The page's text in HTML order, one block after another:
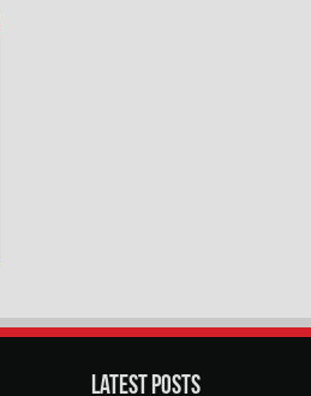
Latest Posts